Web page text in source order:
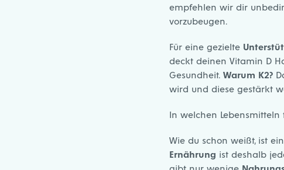
empfehlen wir dir
vorzubeugen.
Für eine gezielte
deckt deinen Vitamin D
Gesundheit. Warum K2?
wird und diese gestärkt
In welchen Lebensmitteln
Wie du schon weißt, ist
Ernährung ist deshalb
gibt nur wenige